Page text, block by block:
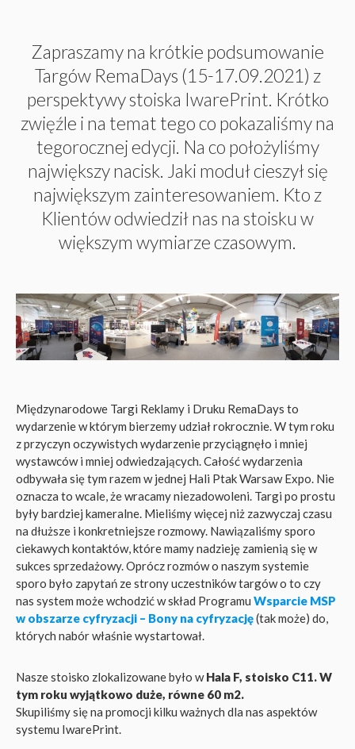
Zapraszamy na krótkie podsumowanie
Targów RemaDays (15-17.09.2021) z
perspektywy stoiska IwarePrint. Krótko
zwięźle i na temat tego co pokazaliśmy na
tegorocznej edycji. Na co położyliśmy
największy nacisk. Jaki moduł cieszył się
największym zainteresowaniem. Kto z
Klientów odwiedził nas na stoisku w
większym wymiarze czasowym.
Międzynarodowe Targi Reklamy i Druku RemaDays to
wydarzenie w którym bierzemy udział rokrocznie. W tym roku
z przyczyn oczywistych wydarzenie przyciągnęło i mniej
wystawców i mniej odwiedzających. Całość wydarzenia
odbywała się tym razem w jednej Hali Ptak Warsaw Expo. Nie
oznacza to wcale, że wracamy niezadowoleni. Targi po prostu
były bardziej kameralne. Mieliśmy więcej niż zazwyczaj czasu
na dłuższe i konkretniejsze rozmowy. Nawiązaliśmy sporo
ciekawych kontaktów, które mamy nadzieję zamienią się w
sukces sprzedażowy. Oprócz rozmów o naszym systemie
sporo było zapytań ze strony uczestników targów o to czy
nas system może wchodzić w skład Programu Wsparcie MSP
w obszarze cyfryzacji – Bony na cyfryzację(tak może) do,
których nabór właśnie wystartował.
Nasze stoisko zlokalizowane było wHala F, stoisko C11. W
tym roku wyjątkowo duże, równe 60 m2.
Skupiliśmy się na promocji kilku ważnych dla nas aspektów
systemu IwarePrint.